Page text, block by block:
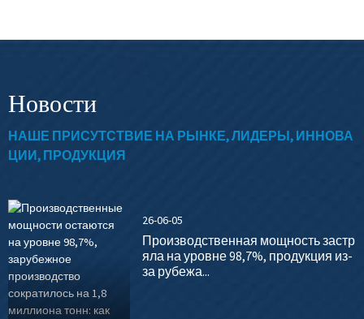
Новости
НАШЕ ПРИСУТСТВИЕ НА РЫНКЕ, ЛИДЕРЫ, ИННОВА
ЦИИ, ПРОДУКЦИЯ
26-06-05
Производственная мощность застр
яла на уровне 98,7%, продукция из-
за рубежа...